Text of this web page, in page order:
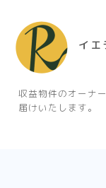
イエ
収益物件のオーナ
届けいたします。